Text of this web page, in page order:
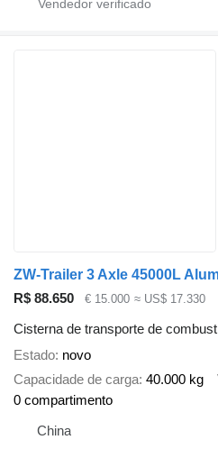
R$ 88.650 € 15.000 ≈ US$ 17.330
Cisterna de transporte de
Estado novo
Capacidade de carga 40.000 kg
0 compartimento
China